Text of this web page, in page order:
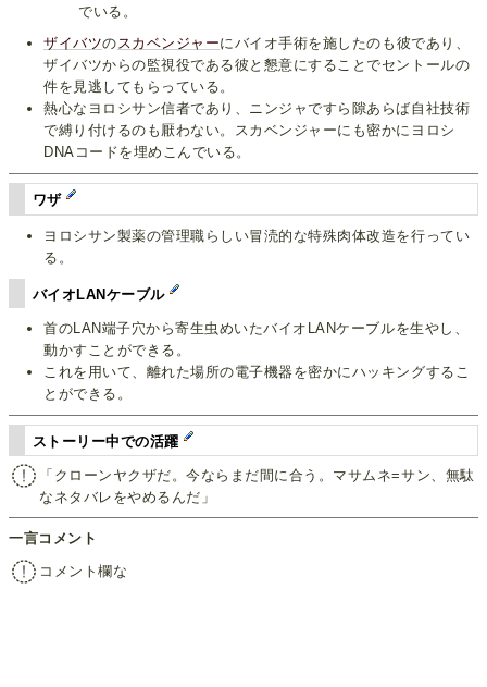
でいる。
ザイバツのスカベンジャーにバイオ手術を施したのも彼であり、
ザイバツからの監視役である彼と懇意にすることでセントールの
件を見逃してもらっている。
熱心なヨロシサン信者であり、ニンジャですら隙あらば自社技術
で縛り付けるのも厭わない。スカベンジャーにも密かにヨロシ
DNAコードを埋めこんでいる。
ワザ
ヨロシサン製薬の管理職らしい冒涜的な特殊肉体改造を行ってい
る。
バイオLANケーブル
首のLAN端子穴から寄生虫めいたバイオLANケーブルを生やし、
動かすことができる。
これを用いて、離れた場所の電子機器を密かにハッキングするこ
とができる。
ストーリー中での活躍
「クローンヤクザだ。今ならまだ間に合う。マサムネ=サン、無駄
なネタバレをやめるんだ」
一言コメント
コメント欄な